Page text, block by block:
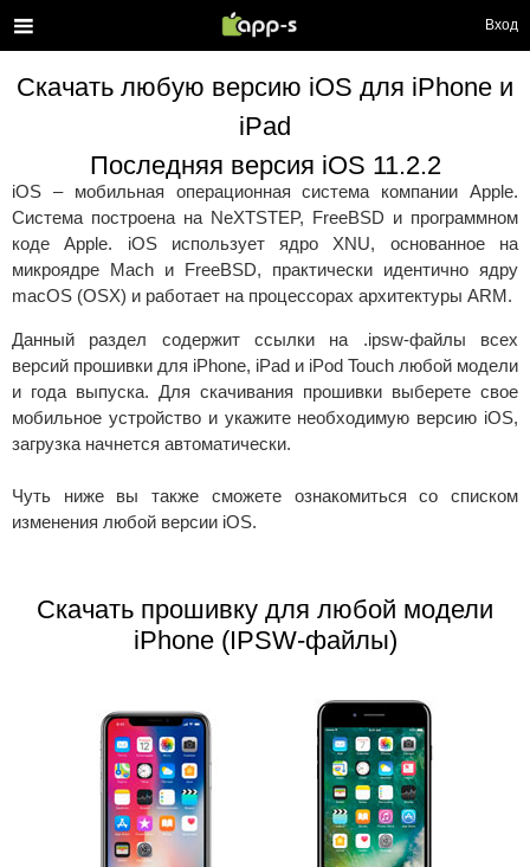
Вход
Скачать любую версию iOS для iPhone и
iPad
Последняя версия iOS 11.2.2
iOS – мобильная операционная система компании Apple.
Система построена на NeXTSTEP, FreeBSD и программном
коде Apple. iOS использует ядро XNU, основанное на
микроядре Mach и FreeBSD, практически идентично ядру
macOS (OSX) и работает на процессорах архитектуры ARM.
Данный раздел содержит ссылки на .ipsw-файлы всех
версий прошивки для iPhone, iPad и iPod Touch любой модели
и года выпуска. Для скачивания прошивки выберете свое
мобильное устройство и укажите необходимую версию iOS,
загрузка начнется автоматически.
Чуть ниже вы также сможете ознакомиться со списком
изменения любой версии iOS.
Скачать прошивку для любой модели
iPhone (IPSW-файлы)